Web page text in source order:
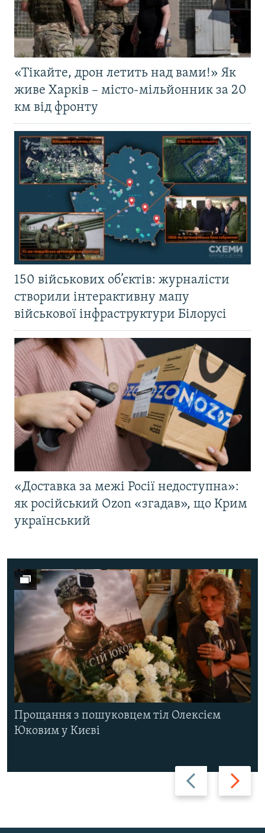
«Тікайте, дрон летить над вами!» Як
живе Харків – місто-мільйонник за 20
км від фронту
150 військових об’єктів: журналісти
створили інтерактивну мапу
військової інфраструктури Білорусі
«Доставка за межі Росії недоступна»:
як російський Ozon «згадав», що Крим
український
Назад Вперед
Прощання з пошуковцем тіл Олексієм
Юковим у Києві